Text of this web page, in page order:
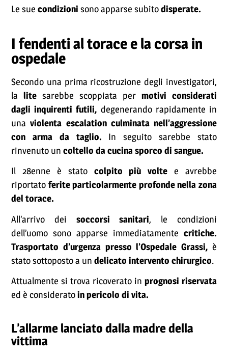
Le suecondizionisono apparse subitodisperate.
I fendenti al torace e la corsa in
ospedale
Secondo una prima ricostruzione degli investigatori,
la litesarebbe scoppiata per motivi considerati
dagli inquirenti futili, degenerando rapidamente in
una violenta escalation culminata nell’aggressione
con arma da taglio. In seguito sarebbe stato
rinvenuto uncoltello da cucina sporco di sangue.
Il 28enne è stato colpito più volte e avrebbe
riportato ferite particolarmente profonde nella zona
del torace.
All’arrivo dei soccorsi sanitari, le condizioni
dell’uomo sono apparse immediatamente critiche.
Trasportato d’urgenza presso l’Ospedale Grassi, è
stato sottoposto a un delicato intervento chirurgico.
Attualmente si trova ricoverato in prognosi riservata
ed è consideratoin pericolo di vita.
L’allarme lanciato dalla madre della
vittima